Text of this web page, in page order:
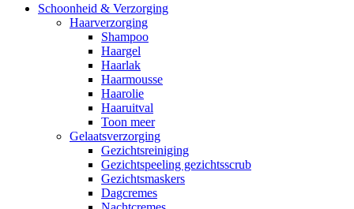
Schoonheid & Verzorging
Haarverzorging
Shampoo
Haargel
Haarlak
Haarmousse
Haarolie
Haaruitval
Toon meer
Gelaatsverzorging
Gezichtsreiniging
Gezichtspeeling gezichtsscrub
Gezichtsmaskers
Dagcremes